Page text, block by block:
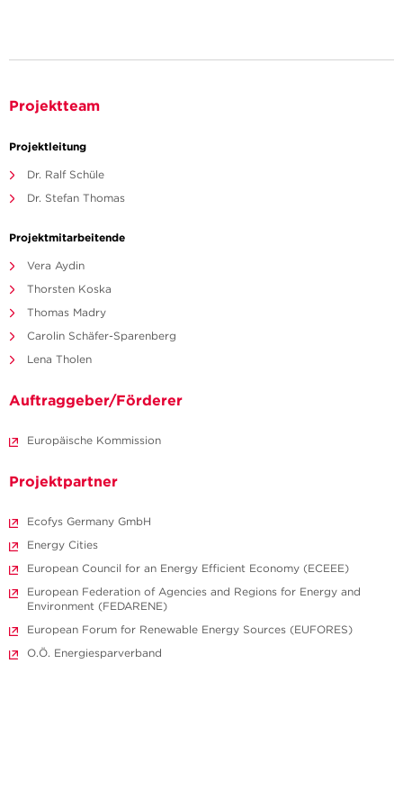
Projektteam
Projektleitung
Dr. Ralf Schüle
Dr. Stefan Thomas
Projektmitarbeitende
Vera Aydin
Thorsten Koska
Thomas Madry
Carolin Schäfer-Sparenberg
Lena Tholen
Auftraggeber/Förderer
Europäische Kommission
Projektpartner
Ecofys Germany GmbH
Energy Cities
European Council for an Energy Efficient Economy (ECEEE)
European Federation of Agencies and Regions for Energy and
Environment (FEDARENE)
European Forum for Renewable Energy Sources (EUFORES)
O.Ö. Energiesparverband